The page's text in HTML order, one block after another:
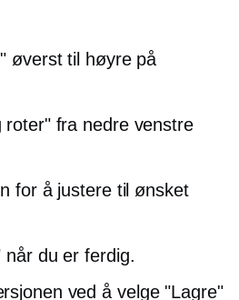
øverst til høyre på
fra nedre venstre
for å justere til ønsket
når du er ferdig.
ved å velge "Lagre"